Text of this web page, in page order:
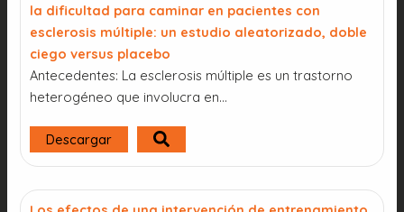
la dificultad para caminar en pacientes con
esclerosis múltiple: un estudio aleatorizado, doble
ciego versus placebo
Antecedentes: La esclerosis múltiple es un trastorno
heterogéneo que involucra en…
Descargar